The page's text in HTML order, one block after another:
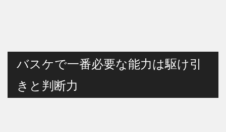
バスケで一番必要な能力は駆け引
きと判断力